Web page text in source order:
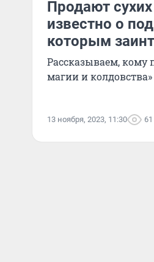
Продают
известно о
которым
Рассказываем,
магии и колдовства»
13 ноября, 2023, 11:30